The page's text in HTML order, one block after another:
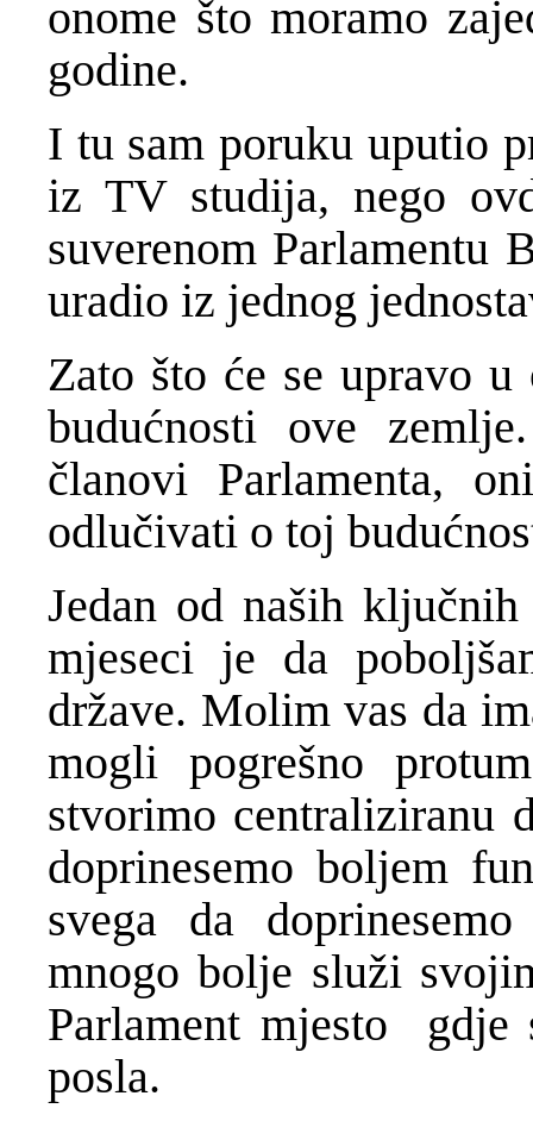
onome što moramo
godine.
I tu sam poruku uputio
iz TV studija, nego
suverenom Parlamentu
uradio iz jednog
Zato što će se upravo
budućnosti ove
članovi Parlamenta,
odlučivati o toj
Jedan od naših
mjeseci je da
države. Molim vas da
mogli pogrešno
stvorimo centraliziranu
doprinesemo boljem
svega da
mnogo bolje služi
Parlament mjesto
posla.